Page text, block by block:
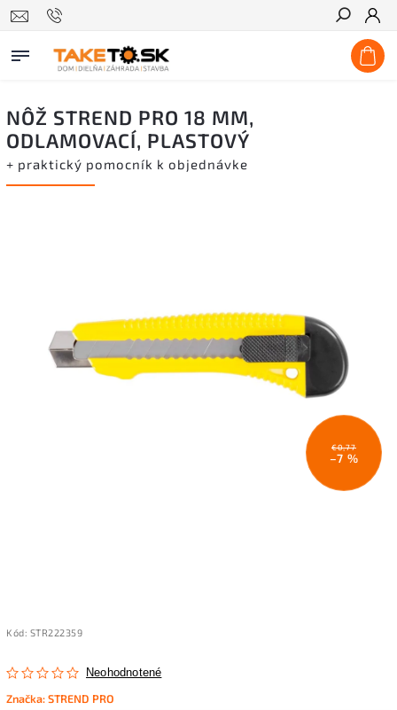
Hľadať
NÔŽ STREND PRO 18 MM,
ODLAMOVACÍ, PLASTOVÝ
+ praktický pomocník k objednávke
€0,77
–7 %
Kód: STR222359
Neohodnotené
Značka:STREND PRO